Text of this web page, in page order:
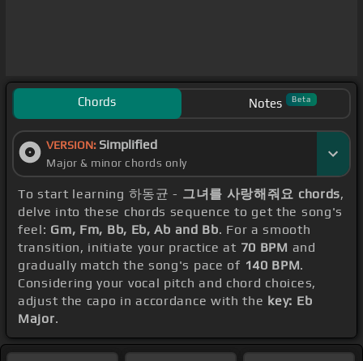
Chords Notes Beta
VERSION: Simplified
Major & minor chords only
To start learning 하동균 - 그녀를 사랑해줘요 chords,
delve into these chords sequence to get the song's
feel: Gm, Fm, Bb, Eb, Ab and Bb. For a smooth
transition, initiate your practice at 70 BPM and
gradually match the song's pace of 140 BPM.
Considering your vocal pitch and chord choices,
adjust the capo in accordance with the key: Eb
Major.